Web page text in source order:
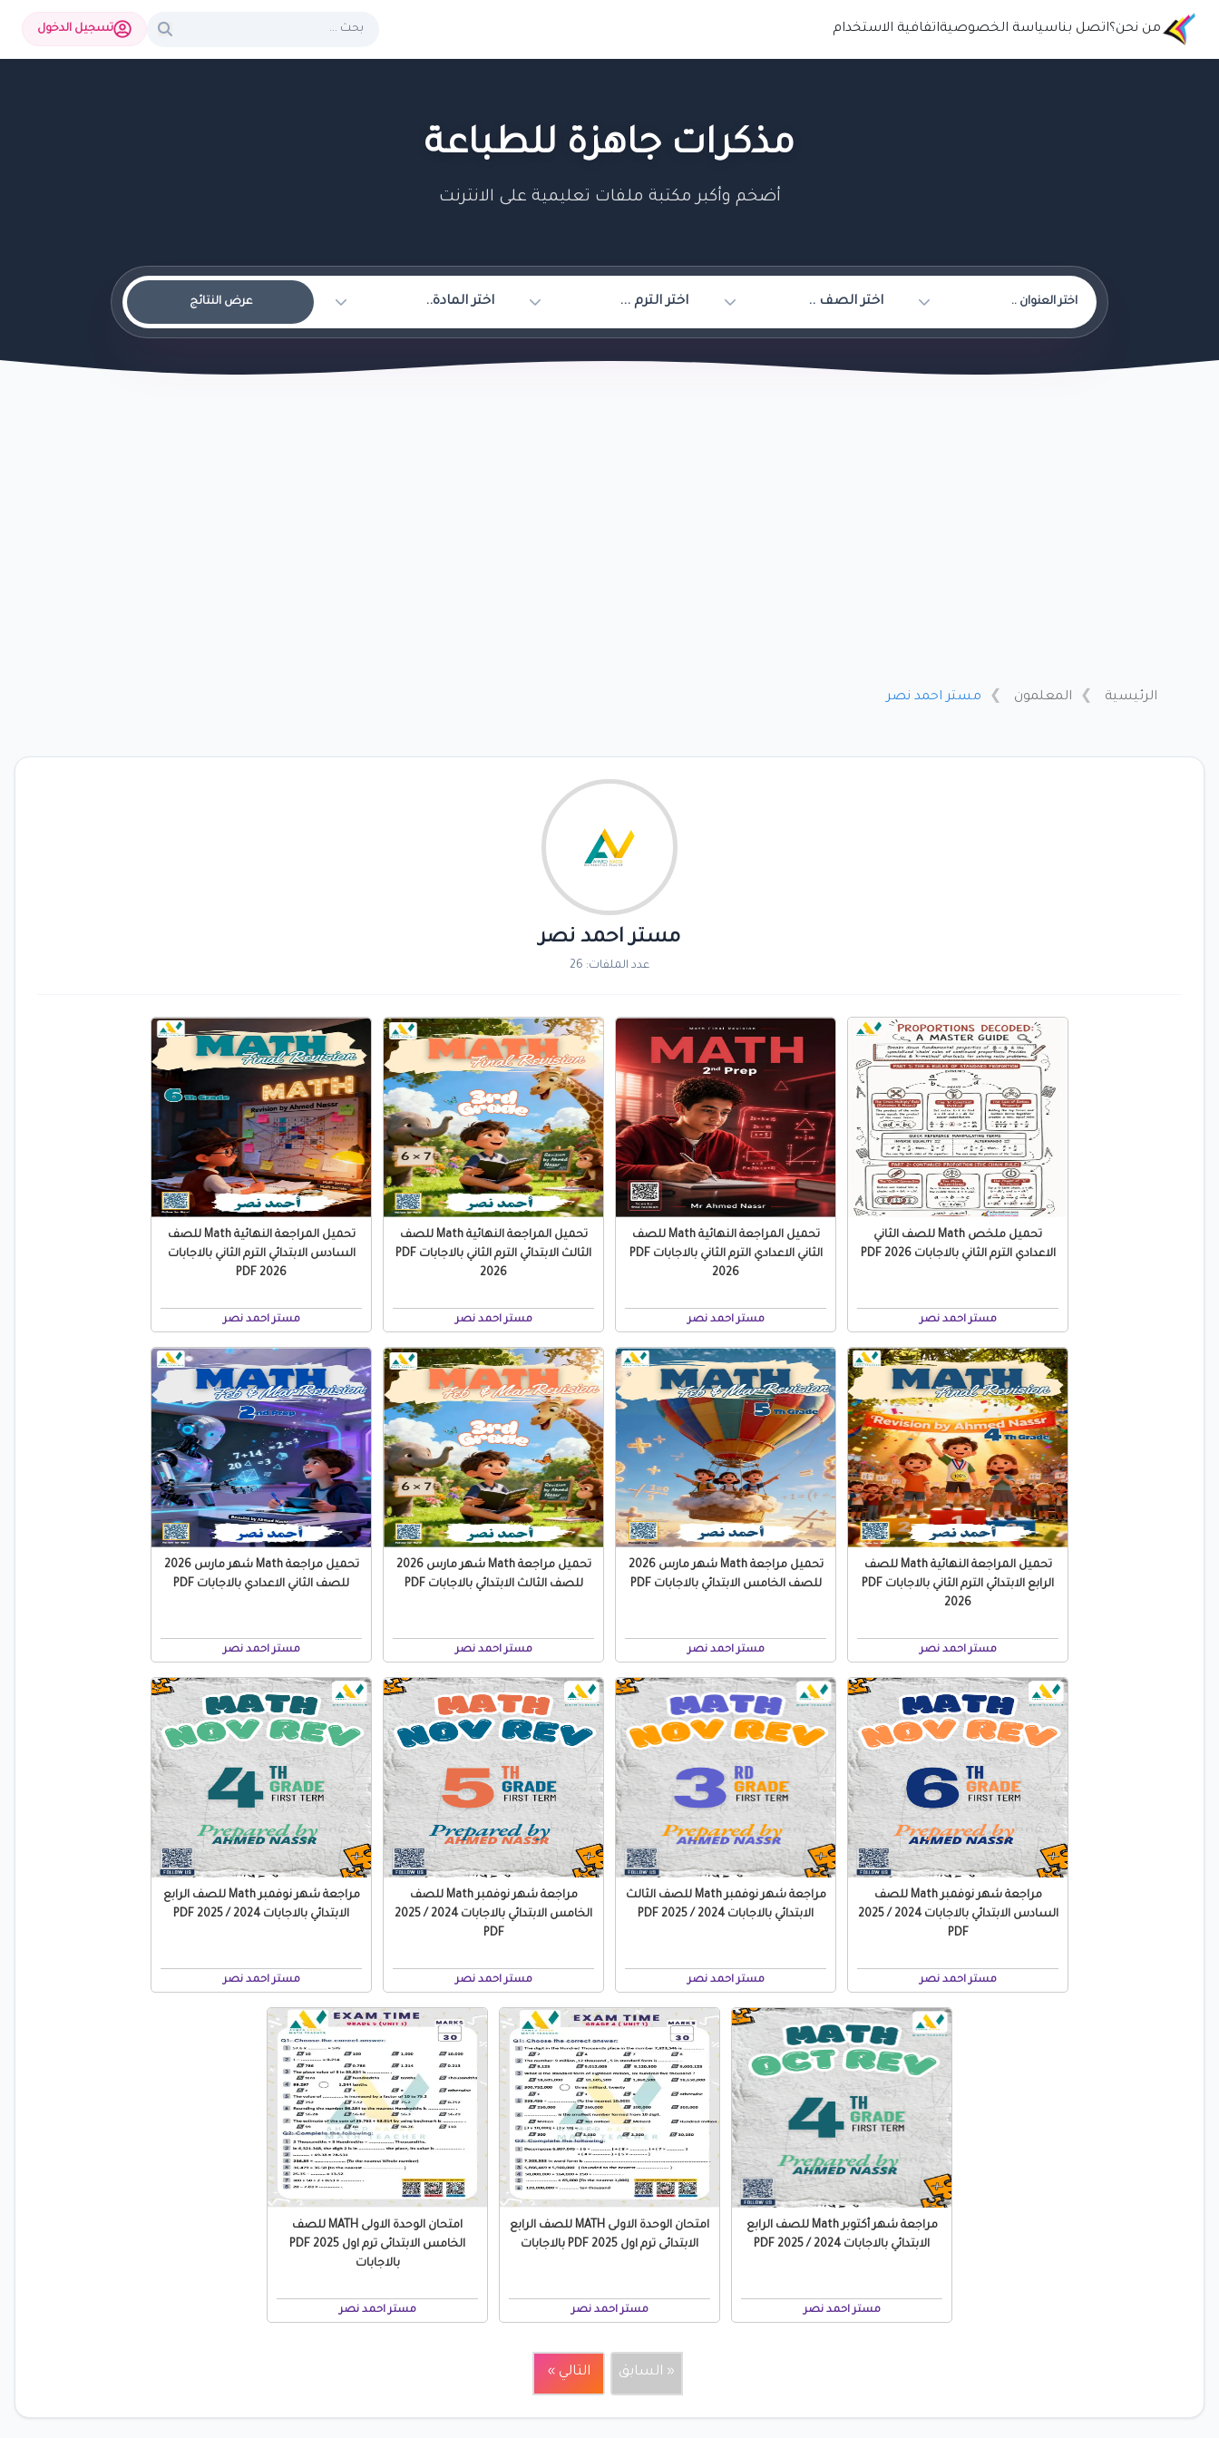
من نحن؟اتصل بناسياسة الخصوصيةاتفافية الاستخدام تسجيل الدخول
مذكرات جاهزة للطباعة
أضخم وأكبر مكتبة ملفات تعليمية على الانترنت
عرض النتائج
الرئيسية المعلمون مستر احمد نصر
مستر احمد نصر
عدد الملفات: 26
تحميل ملخص Math للصف الثاني
الاعدادي الترم الثاني بالاجابات PDF 2026
مستر احمد نصر
تحميل المراجعة النهائية Math للصف
الثاني الاعدادي الترم الثاني بالاجابات PDF
2026
مستر احمد نصر
تحميل المراجعة النهائية Math للصف
الثالث الابتدائي الترم الثاني بالاجابات PDF
2026
مستر احمد نصر
تحميل المراجعة النهائية Math للصف
السادس الابتدائي الترم الثاني بالاجابات
PDF 2026
مستر احمد نصر
تحميل المراجعة النهائية Math للصف
الرابع الابتدائي الترم الثاني بالاجابات PDF
2026
مستر احمد نصر
تحميل مراجعة Math شهر مارس 2026
للصف الخامس الابتدائي بالاجابات PDF
مستر احمد نصر
تحميل مراجعة Math شهر مارس 2026
للصف الثالث الابتدائي بالاجابات PDF
مستر احمد نصر
تحميل مراجعة Math شهر مارس 2026
للصف الثاني الاعدادي بالاجابات PDF
مستر احمد نصر
مراجعة شهر نوفمبر Math للصف
السادس الابتدائي بالاجابات 2024 / 2025
PDF
مستر احمد نصر
مراجعة شهر نوفمبر Math للصف الثالث
الابتدائي بالاجابات 2024 / 2025 PDF
مستر احمد نصر
مراجعة شهر نوفمبر Math للصف
الخامس الابتدائي بالاجابات 2024 / 2025
PDF
مستر احمد نصر
مراجعة شهر نوفمبر Math للصف الرابع
الابتدائي بالاجابات 2024 / 2025 PDF
مستر احمد نصر
مراجعة شهر أكتوبر Math للصف الرابع
الابتدائي بالاجابات 2024 / 2025 PDF
مستر احمد نصر
امتحان الوحدة الاولى MATH للصف الرابع
الابتدائى ترم اول 2025 PDF بالاجابات
مستر احمد نصر
امتحان الوحدة الاولى MATH للصف
الخامس الابتدائى ترم اول 2025 PDF
بالاجابات
مستر احمد نصر
« السابق التالي »